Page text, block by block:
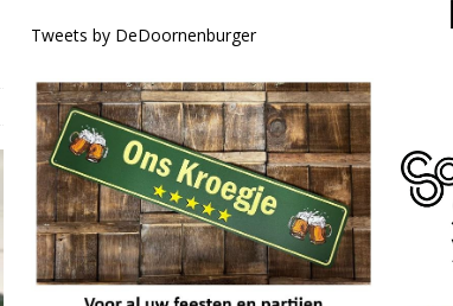
Tweets by DeDoornenburger